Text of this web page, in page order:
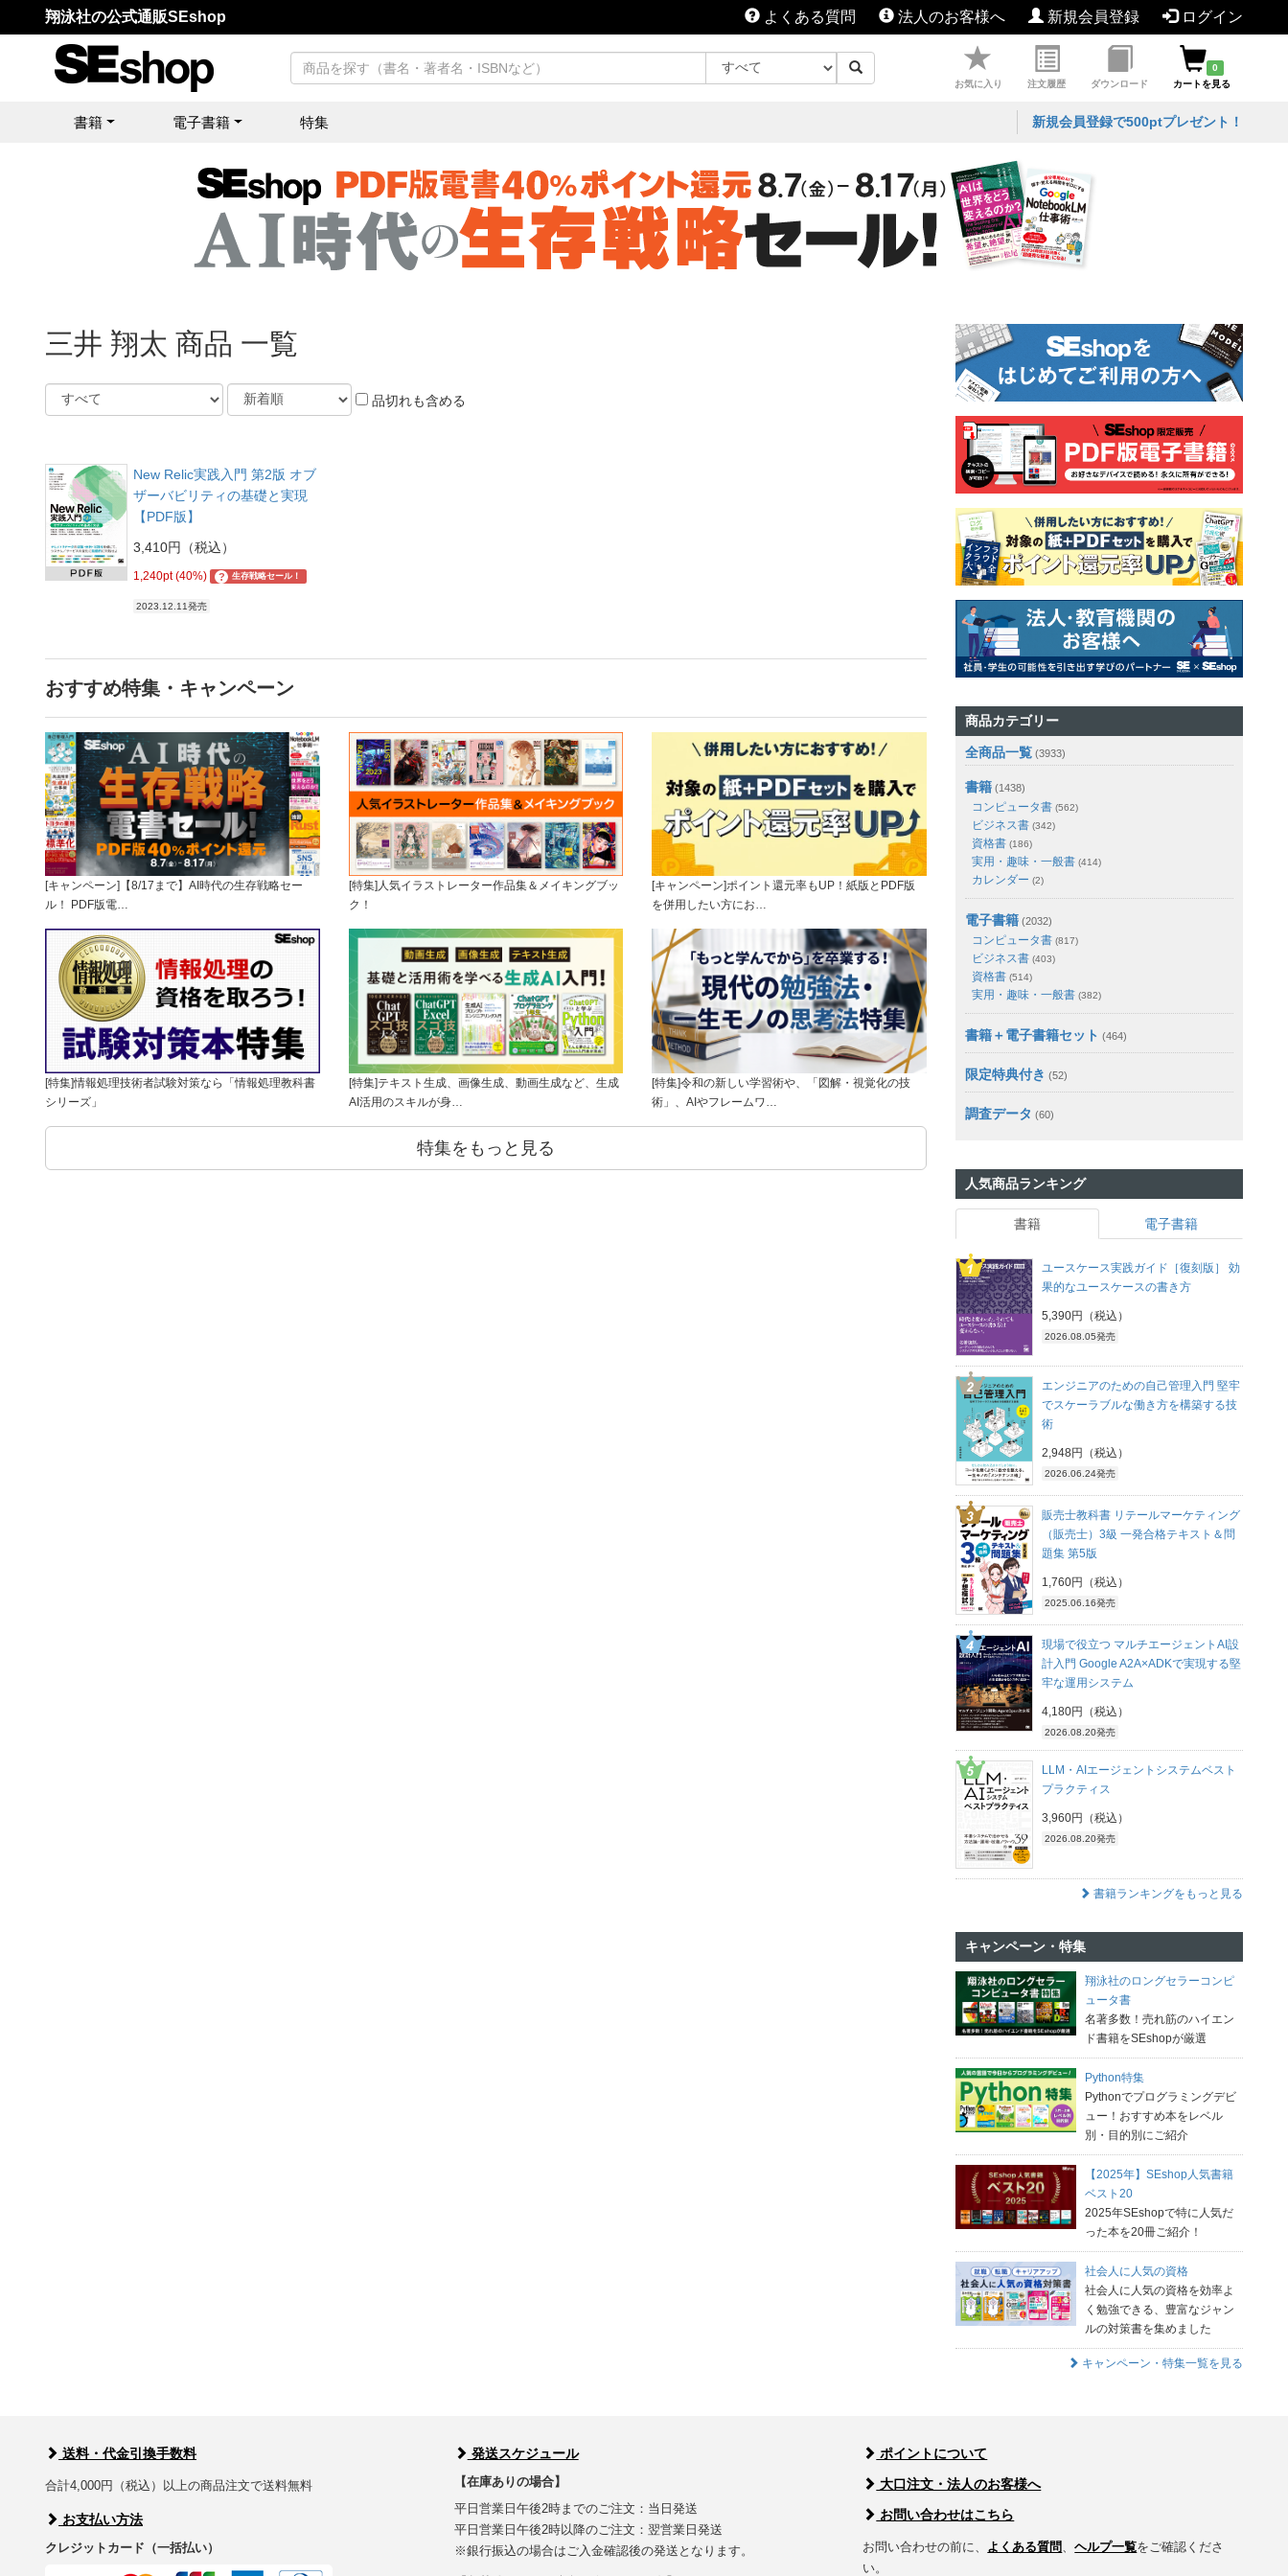
翔泳社の公式通販SEshop よくある質問 法人のお客様へ 新規会員登録 ログイン
お気に入り 注文履歴 ダウンロード
0
カートを見る
書籍 電子書籍 特集 新規会員登録で500ptプレゼント！
三井 翔太 商品 一覧
品切れも含める
New Relic実践入門 第2版 オブ
ザーバビリティの基礎と実現
【PDF版】
3,410円（税込）
1,240pt (40%) ? 生存戦略セール！
2023.12.11発売
おすすめ特集・キャンペーン
[キャンペーン]【8/17まで】AI時代の生存戦略セー
ル！ PDF版電…
[特集]人気イラストレーター作品集＆メイキングブッ
ク！
[キャンペーン]ポイント還元率もUP！紙版とPDF版
を併用したい方にお…
[特集]情報処理技術者試験対策なら「情報処理教科書
シリーズ」
[特集]テキスト生成、画像生成、動画生成など、生成
AI活用のスキルが身…
[特集]令和の新しい学習術や、「図解・視覚化の技
術」、AIやフレームワ…
特集をもっと見る
商品カテゴリー
全商品一覧 (3933)
書籍 (1438)
コンピュータ書 (562)
ビジネス書 (342)
資格書 (186)
実用・趣味・一般書 (414)
カレンダー (2)
電子書籍 (2032)
コンピュータ書 (817)
ビジネス書 (403)
資格書 (514)
実用・趣味・一般書 (382)
書籍＋電子書籍セット (464)
限定特典付き (52)
調査データ (60)
人気商品ランキング
書籍 電子書籍
ユースケース実践ガイド［復刻版］ 効
果的なユースケースの書き方
5,390円（税込）
2026.08.05発売
エンジニアのための自己管理入門 堅牢
でスケーラブルな働き方を構築する技
術
2,948円（税込）
2026.06.24発売
販売士教科書 リテールマーケティング
（販売士）3級 一発合格テキスト＆問
題集 第5版
1,760円（税込）
2025.06.16発売
現場で役立つ マルチエージェントAI設
計入門 Google A2A×ADKで実現する堅
牢な運用システム
4,180円（税込）
2026.08.20発売
LLM・AIエージェントシステムベスト
プラクティス
3,960円（税込）
2026.08.20発売
書籍ランキングをもっと見る
キャンペーン・特集
翔泳社のロングセラーコンピ
ュータ書
名著多数！売れ筋のハイエン
ド書籍をSEshopが厳選
Python特集
Pythonでプログラミングデビ
ュー！おすすめ本をレベル
別・目的別にご紹介
【2025年】SEshop人気書籍
ベスト20
2025年SEshopで特に人気だ
った本を20冊ご紹介！
社会人に人気の資格
社会人に人気の資格を効率よ
く勉強できる、豊富なジャン
ルの対策書を集めました
キャンペーン・特集一覧を見る
送料・代金引換手数料
合計4,000円（税込）以上の商品注文で送料無料
お支払い方法
クレジットカード（一括払い）
発送スケジュール
【在庫ありの場合】
平日営業日午後2時までのご注文：当日発送
平日営業日午後2時以降のご注文：翌営業日発送
※銀行振込の場合はご入金確認後の発送となります。
ポイントについて
大口注文・法人のお客様へ
お問い合わせはこちら
お問い合わせの前に、 よくある質問、ヘルプ一覧をご確認くださ
い。